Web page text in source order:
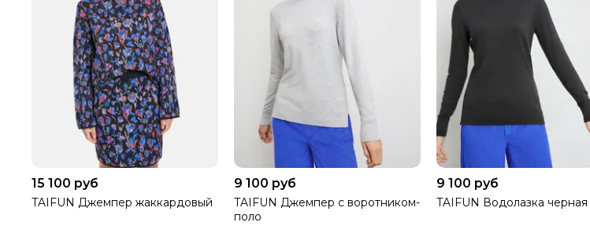
В ГОРОДА ДАЛЬНЕВОСТОЧНОГО РЕГИОНА ДОСТАВКА ОСУЩЕСТВЛЯЕТСЯ ПО ПРЕДОПЛАТЕ.
ПРИ ВЫКУПЕ ЗАКАЗА ОТ 8000 РУБЛЕЙ ДОСТАВКА БЕСПЛАТНАЯ.
ПРИ ОТКАЗЕ ОТ ПОСЫЛКИ И ЕСЛИ СУММА ТОВАРА ПРИ ЧАСТИЧНОМ ВЫКУПЕ
ЗАКАЗА МЕНЕЕ 8000 РУБ., ПОЛУЧАТЕЛЬ ОПЛАЧИВАЕТ ДОСТАВКУ 100%.
15 100 руб
TAIFUN Джемпер жаккардовый
9 100 руб
TAIFUN Джемпер с воротником-
поло
9 100 руб
TAIFUN Водолазка черная